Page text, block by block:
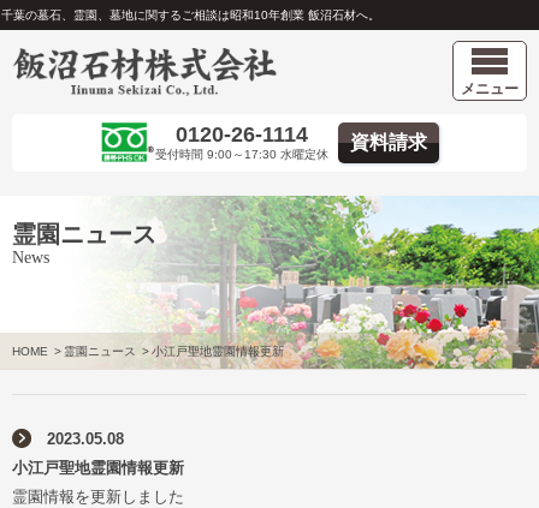
千葉の墓石、霊園、墓地に関するご相談は昭和10年創業 飯沼石材へ。
メニュー
0120-26-1114
受付時間 9:00～17:30 水曜定休
資料請求
霊園ニュース
News
HOME > 霊園ニュース >小江戸聖地霊園情報更新
2023.05.08
小江戸聖地霊園情報更新
霊園情報を更新しました